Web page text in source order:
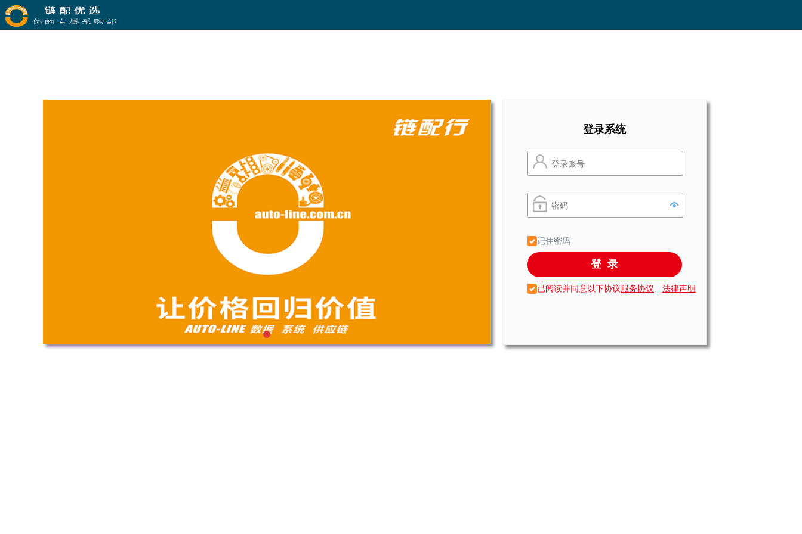
登录系统
记住密码
登录
已阅读并同意以下协议服务协议、 法律声明